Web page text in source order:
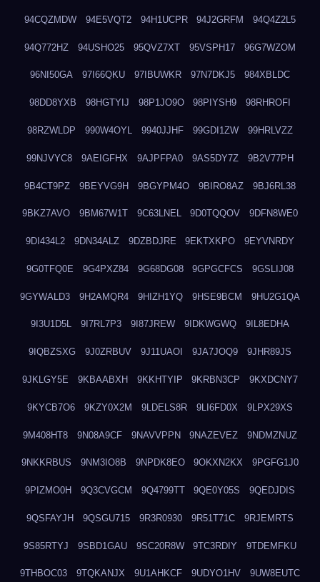
94CQZMDW 94E5VQT2 94H1UCPR 94J2GRFM 94Q4Z2L5
94Q772HZ 94USHO25 95QVZ7XT 95VSPH17 96G7WZOM
96NI50GA 97I66QKU 97IBUWKR 97N7DKJ5 984XBLDC
98DD8YXB 98HGTYIJ 98P1JO9O 98PIYSH9 98RHROFI
98RZWLDP 990W4OYL 9940JJHF 99GDI1ZW 99HRLVZZ
99NJVYC8 9AEIGFHX 9AJPFPA0 9AS5DY7Z 9B2V77PH
9B4CT9PZ 9BEYVG9H 9BGYPM4O 9BIRO8AZ 9BJ6RL38
9BKZ7AVO 9BM67W1T 9C63LNEL 9D0TQQOV 9DFN8WE0
9DI434L2 9DN34ALZ 9DZBDJRE 9EKTXKPO 9EYVNRDY
9G0TFQ0E 9G4PXZ84 9G68DG08 9GPGCFCS 9GSLIJ08
9GYWALD3 9H2AMQR4 9HIZH1YQ 9HSE9BCM 9HU2G1QA
9I3U1D5L 9I7RL7P3 9I87JREW 9IDKWGWQ 9IL8EDHA
9IQBZSXG 9J0ZRBUV 9J11UAOI 9JA7JOQ9 9JHR89JS
9JKLGY5E 9KBAABXH 9KKHTYIP 9KRBN3CP 9KXDCNY7
9KYCB7O6 9KZY0X2M 9LDELS8R 9LI6FD0X 9LPX29XS
9M408HT8 9N08A9CF 9NAVVPPN 9NAZEVEZ 9NDMZNUZ
9NKKRBUS 9NM3IO8B 9NPDK8EO 9OKXN2KX 9PGFG1J0
9PIZMO0H 9Q3CVGCM 9Q4799TT 9QE0Y05S 9QEDJDIS
9QSFAYJH 9QSGU715 9R3R0930 9R51T71C 9RJEMRTS
9S85RTYJ 9SBD1GAU 9SC20R8W 9TC3RDIY 9TDEMFKU
9THBOC03 9TQKANJX 9U1AHKCF 9UDYO1HV 9UW8EUTC